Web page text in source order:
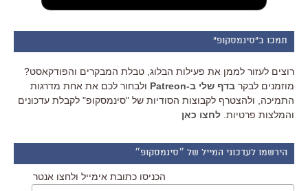
תמכו ב"סינמסקופ"
רוצים לעזור לממן את פעילות הבלוג, טבלת המבקרים והפודקאסט?
מוזמנים לבקר בדף שלי ב-Patreon
ולבחור לכם את אחת מדרגות
התמיכה, ולהצטרף לקבוצות הסודיות של "סינמסקופ" לקבלת עדכונים
והמלצות פרטיות. לחצו כאן
הירשמו לעדכוני המייל של ״סינמסקופ״
הכניסו כתובת אימייל ולחצו אנטר